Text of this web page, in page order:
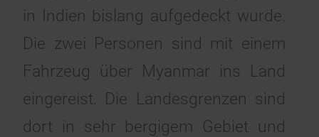
in Indien bislang aufgedeckt wurde.
Die zwei Personen sind mit einem
Fahrzeug über Myanmar ins Land
eingereist. Die Landesgrenzen sind
dort in sehr bergigem Gebiet und